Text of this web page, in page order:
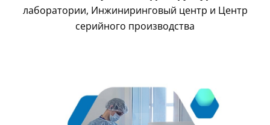
лаборатории, Инжиниринговый центр и Центр
серийного производства